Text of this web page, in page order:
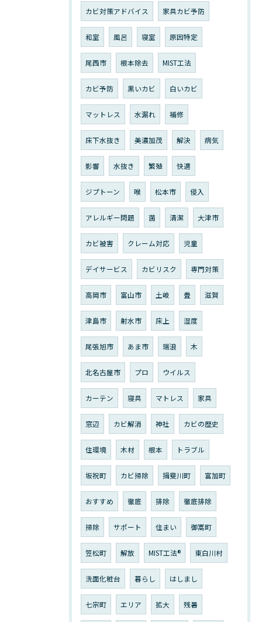
カビ対策アドバイス 家具カビ予防
和室 風呂 寝室 原因特定
尾西市 根本除去 MIST工法
カビ予防 黒いカビ 白いカビ
マットレス 水漏れ 補修
床下水抜き 美濃加茂 解決 病気
影響 水抜き 繁殖 快適
ジプトーン 喉 松本市 侵入
アレルギー問題 菌 清潔 大津市
カビ被害 クレーム対応 児童
デイサービス カビリスク 専門対策
高岡市 富山市 土岐 畳 滋賀
津島市 射水市 床上 湿度
尾張旭市 あま市 瑞浪 木
北名古屋市 プロ ウイルス
カーテン 寝具 マトレス 家具
窓辺 カビ解消 神社 カビの歴史
住環境 木材 根本 トラブル
坂祝町 カビ掃除 揖斐川町 富加町
おすすめ 徹底 排除 徹底排除
掃除 サポート 住まい 御嵩町
笠松町 解放 MIST工法®︎ 東白川村
洗面化粧台 暮らし はしまし
七宗町 エリア 拡大 残暑